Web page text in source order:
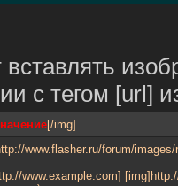
вставлять
с тегом [url]
[/img]
www.flasher.ru/forum/
www.example.com]